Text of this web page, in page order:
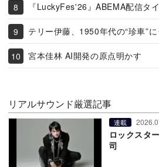
『LuckyFes'26』ABEMA配信タ
テリー伊藤、1950年代の“珍車”に
宮本佳林 AI開発の原点明かす
リアルサウンド厳選記事
連載
ロックスタ
司